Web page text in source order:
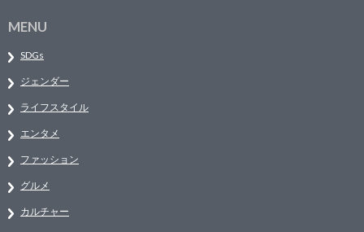
MENU
SDGs
ジェンダー
ライフスタイル
エンタメ
ファッション
グルメ
カルチャー